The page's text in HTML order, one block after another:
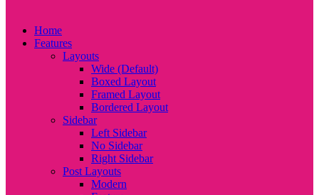
Home
Features
Layouts
Wide (Default)
Boxed Layout
Framed Layout
Bordered Layout
Sidebar
Left Sidebar
No Sidebar
Right Sidebar
Post Layouts
Modern